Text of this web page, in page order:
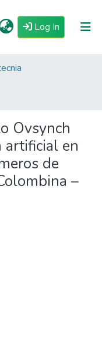
Log In (current)
Ovsynch
artificial en
de
–